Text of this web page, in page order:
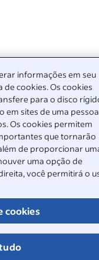
informações em seu
cookies. Os cookies
para o disco
em sites de uma pessoa
Os cookies permitem
que tornarão
de proporcionar
uma opção de
você permitirá o
cookies